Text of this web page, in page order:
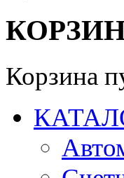
Корзина